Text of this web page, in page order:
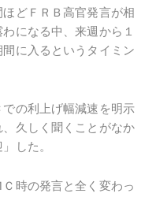
どＦＲＢ高官発言が相
になる中、来週から１
に入るというタイミン
の利上げ幅減速を明示
久しく聞くことがなか
した。
時の発言と全く変わっ